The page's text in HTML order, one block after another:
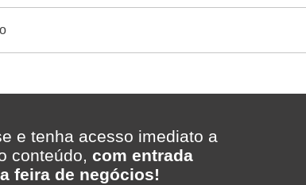
loja em Bom Jesus do
expansão como uma das
redes que mais crescem no
interior do Rio de Janeiro
e tenha acesso imediato a
conteúdo, com entrada
feira de negócios!